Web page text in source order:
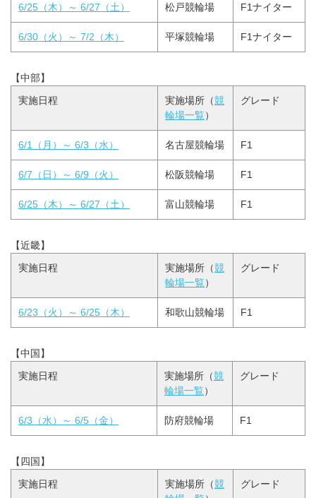
6/25（木）～ 6/27（土） 松戸競輪場 F1ナイター
6/30（火）～ 7/2（木） 平塚競輪場 F1ナイター
【中部】
実施日程
実施場所（競
輪場一覧）
グレード
6/1（月）～ 6/3（水） 名古屋競輪場 F1
6/7（日）～ 6/9（火） 松阪競輪場 F1
6/25（木）～ 6/27（土） 富山競輪場 F1
【近畿】
実施日程
実施場所（競
輪場一覧）
グレード
6/23（火）～ 6/25（木） 和歌山競輪場 F1
【中国】
実施日程
実施場所（競
輪場一覧）
グレード
6/3（水）～ 6/5（金） 防府競輪場 F1
【四国】
実施日程
実施場所（競
グレード